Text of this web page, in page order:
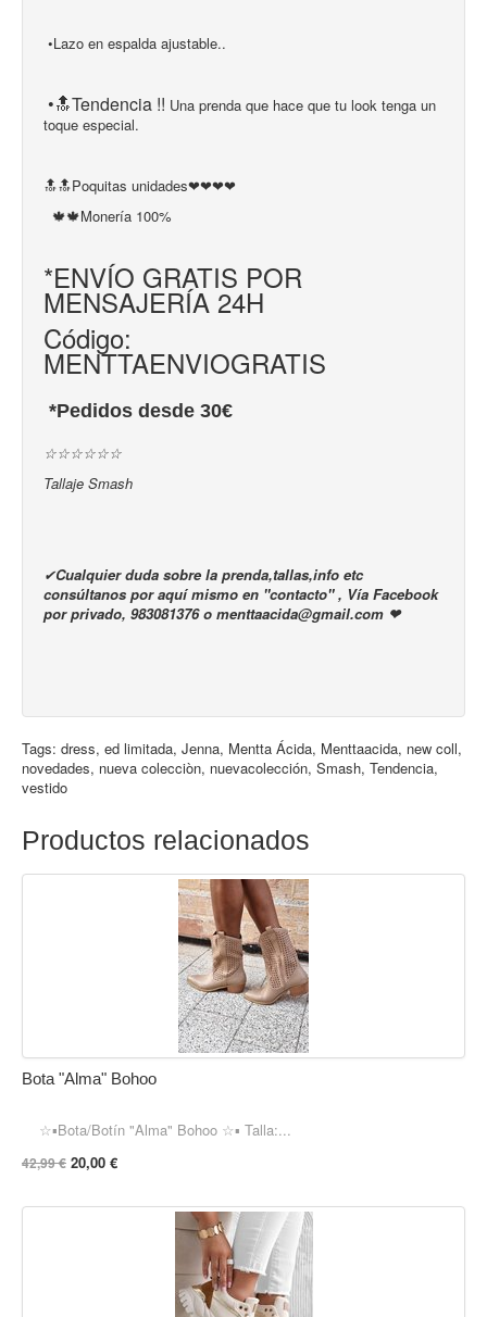
•Lazo en espalda ajustable..
•🔝Tendencia !! Una prenda que hace que tu look tenga un
toque especial.
🔝🔝Poquitas unidades❤❤❤❤
🍁🍁Monería 100%
*ENVÍO GRATIS POR
MENSAJERÍA 24H
Código:
MENTTAENVIOGRATIS
*Pedidos desde 30€
☆☆☆☆☆☆
Tallaje Smash
✔Cualquier duda sobre la prenda,tallas,info etc
consúltanos por aquí mismo en "contacto" , Vía Facebook
por privado, 983081376 o menttaacida@gmail.com ❤
Tags: dress, ed limitada, Jenna, Mentta Ácida, Menttaacida, new coll,
novedades, nueva colecciòn, nuevacolección, Smash, Tendencia,
vestido
Productos relacionados
Bota "Alma" Bohoo
☆▪︎Bota/Botín "Alma" Bohoo ☆▪︎ Talla:...
42,99 € 20,00 €